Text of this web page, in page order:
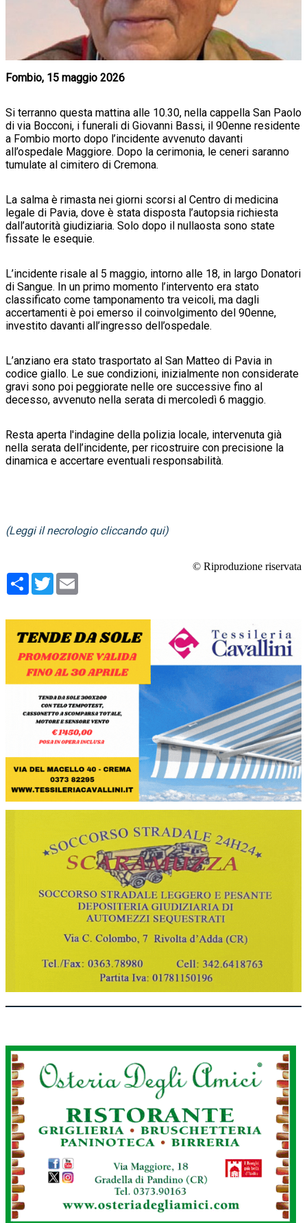
Fombio, 15 maggio 2026
Si terranno questa mattina alle 10.30, nella cappella San Paolo
di via Bocconi, i funerali di Giovanni Bassi, il 90enne residente
a Fombio morto dopo l’incidente avvenuto davanti
all’ospedale Maggiore. Dopo la cerimonia, le ceneri saranno
tumulate al cimitero di Cremona.
La salma è rimasta nei giorni scorsi al Centro di medicina
legale di Pavia, dove è stata disposta l’autopsia richiesta
dall’autorità giudiziaria. Solo dopo il nullaosta sono state
fissate le esequie.
L’incidente risale al 5 maggio, intorno alle 18, in largo Donatori
di Sangue. In un primo momento l’intervento era stato
classificato come tamponamento tra veicoli, ma dagli
accertamenti è poi emerso il coinvolgimento del 90enne,
investito davanti all’ingresso dell’ospedale.
L’anziano era stato trasportato al San Matteo di Pavia in
codice giallo. Le sue condizioni, inizialmente non considerate
gravi sono poi peggiorate nelle ore successive fino al
decesso, avvenuto nella serata di mercoledì 6 maggio.
Resta aperta l'indagine della polizia locale, intervenuta già
nella serata dell’incidente, per ricostruire con precisione la
dinamica e accertare eventuali responsabilità.
(Leggi il necrologio cliccando qui)
© Riproduzione riservata
Condividi
Twitter